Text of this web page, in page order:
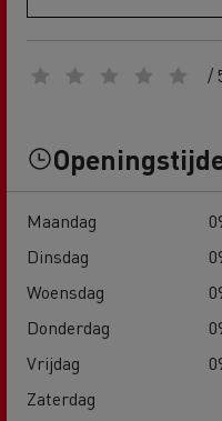
/
Maandag
Dinsdag
Woensdag
Donderdag
Vrijdag
Zaterdag